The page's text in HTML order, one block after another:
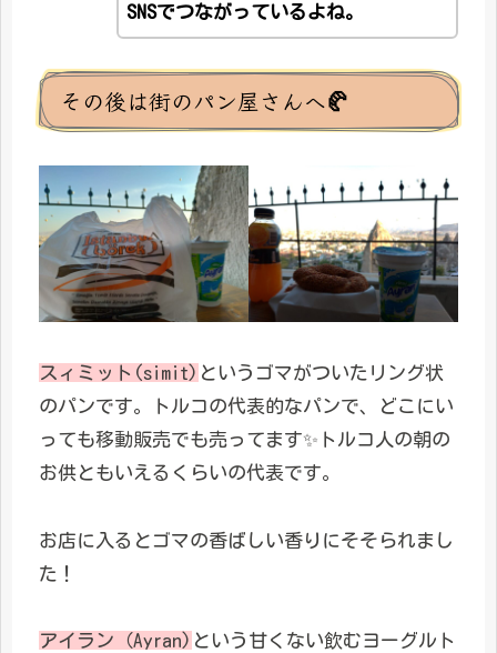
SNSでつながっているよね。
その後は街のパン屋さんへ🥐
スィミット(simit) というゴマがついたリング状
のパンです。トルコの代表的なパンで、どこにい
っても移動販売でも売ってます✨トルコ人の朝の
お供ともいえるくらいの代表です。
お店に入るとゴマの香ばしい香りにそそられまし
た！
アイラン（Ayran) という甘くない飲むヨーグルト